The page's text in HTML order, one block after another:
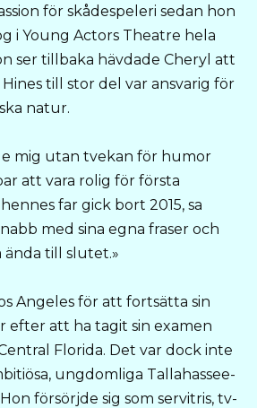
för skådespeleri sedan hon
i Young Actors Theatre hela
ser tillbaka hävdade Cheryl att
Hines till stor del var ansvarig för
natur.
mig utan tvekan för humor
att vara rolig för första
far gick bort 2015, sa
med sina egna fraser och
ända till slutet.»
Angeles för att fortsätta sin
efter att ha tagit sin examen
Florida. Det var dock inte
ungdomliga Tallahassee-
försörjde sig som servitris, tv-